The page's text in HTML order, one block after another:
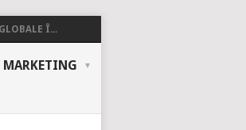
Î...
MARKETING